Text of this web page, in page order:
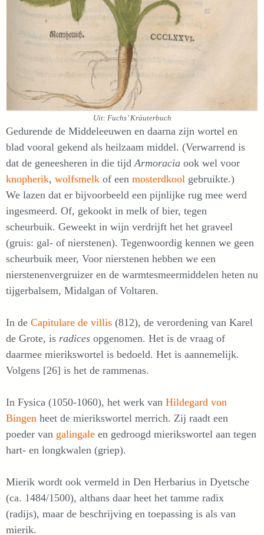
Uit: Fuchs’ Kräuterbuch
Gedurende de Middeleeuwen en daarna zijn wortel en
blad vooral gekend als heilzaam middel. (Verwarrend is
dat de geneesheren in die tijd Armoracia ook wel voor
knopherik, wolfsmelk of een mosterdkool gebruikte.)
We lazen dat er bijvoorbeeld een pijnlijke rug mee werd
ingesmeerd. Of, gekookt in melk of bier, tegen
scheurbuik. Geweekt in wijn verdrijft het het graveel
(gruis: gal- of nierstenen). Tegenwoordig kennen we geen
scheurbuik meer, Voor nierstenen hebben we een
nierstenenvergruizer en de warmtesmeermiddelen heten nu
tijgerbalsem, Midalgan of Voltaren.
In de Capitulare de villis (812), de verordening van Karel
de Grote, is radices opgenomen. Het is de vraag of
daarmee mierikswortel is bedoeld. Het is aannemelijk.
Volgens [26] is het de rammenas.
In Fysica (1050-1060), het werk van Hildegard von
Bingen heet de mierikswortel merrich. Zij raadt een
poeder van galingale en gedroogd mierikswortel aan tegen
hart- en longkwalen (griep).
Mierik wordt ook vermeld in Den Herbarius in Dyetsche
(ca. 1484/1500), althans daar heet het tamme radix
(radijs), maar de beschrijving en toepassing is als van
mierik.